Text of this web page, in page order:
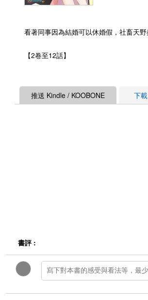
看著同事因為結婚可以休婚假，社畜天
【2卷至12話】
推送 Kindle / KOOBONE 下
書評 :